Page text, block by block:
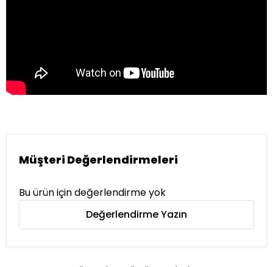
Müşteri Değerlendirmeleri
Bu ürün için değerlendirme yok
Değerlendirme Yazın